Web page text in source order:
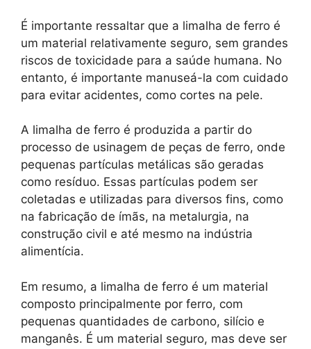
É importante ressaltar que a limalha de ferro é
um material relativamente seguro, sem grandes
riscos de toxicidade para a saúde humana. No
entanto, é importante manuseá-la com cuidado
para evitar acidentes, como cortes na pele.
A limalha de ferro é produzida a partir do
processo de usinagem de peças de ferro, onde
pequenas partículas metálicas são geradas
como resíduo. Essas partículas podem ser
coletadas e utilizadas para diversos fins, como
na fabricação de ímãs, na metalurgia, na
construção civil e até mesmo na indústria
alimentícia.
Em resumo, a limalha de ferro é um material
composto principalmente por ferro, com
pequenas quantidades de carbono, silício e
manganês. É um material seguro, mas deve ser